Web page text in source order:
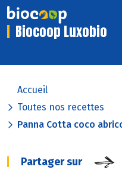
Biocoop Luxobio
Accueil
Toutes nos recettes
Panna Cotta coco
Partager sur